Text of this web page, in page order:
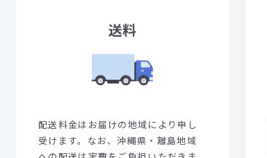
送料
配送料金はお届けの地域により申し
受けます。なお、沖縄県・離島地域